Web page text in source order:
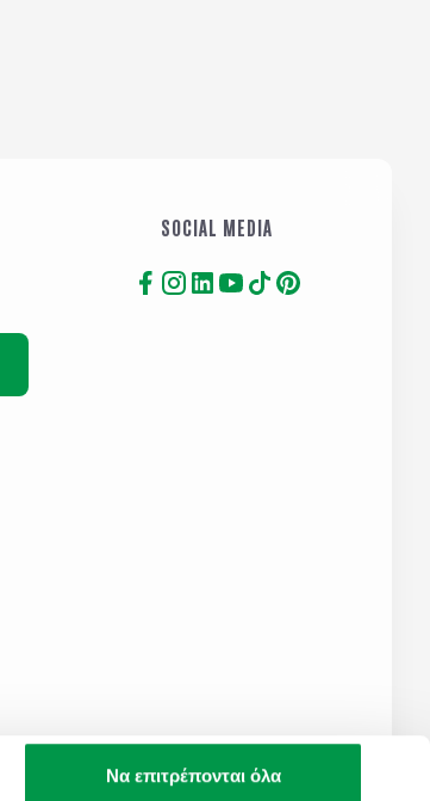
Να επιτρέπονται όλα
SOCIAL MEDIA